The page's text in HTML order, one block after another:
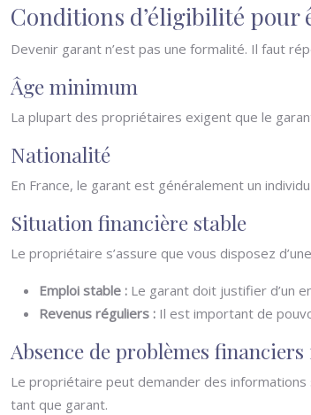
Conditions d’éligibilité pour
Devenir garant n’est pas une formalité. Il faut
Âge minimum
La plupart des propriétaires exigent que le
Nationalité
En France, le garant est généralement un
Situation financière stable
Le propriétaire s’assure que vous disposez
Emploi stable : Le garant doit justifier d’un
Revenus réguliers : Il est important de
Absence de problèmes
Le propriétaire peut demander des
tant que garant.